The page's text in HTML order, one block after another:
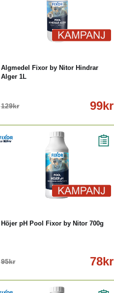
Algmedel Fixor by Nitor Hindrar
Alger 1L
129kr 99kr
Köp Läs mer
Höjer pH Pool Fixor by Nitor 700g
95kr 78kr
Köp Läs mer